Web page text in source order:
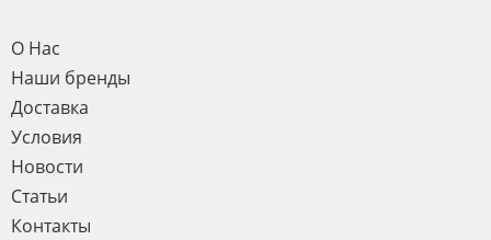
О Нас
Наши бренды
Доставка
Условия
Новости
Статьи
Контакты